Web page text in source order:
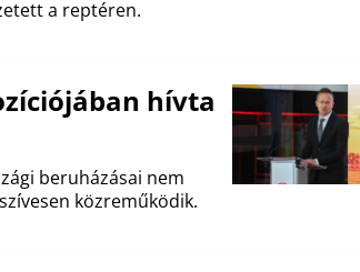
a reptéren.
hívta
beruházásai nem
közreműködik.